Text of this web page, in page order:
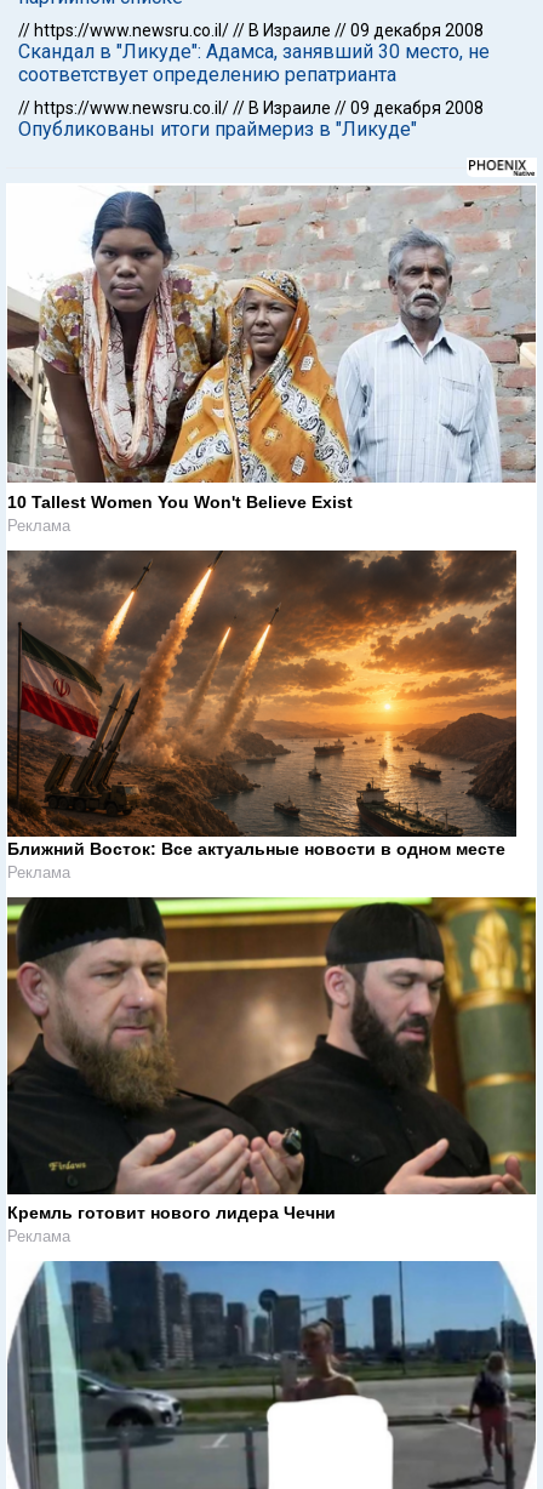
// https://www.newsru.co.il/// В Израиле //09 декабря 2008
Скандал в "Ликуде": Адамса, занявший 30 место, не
соответствует определению репатрианта
// https://www.newsru.co.il/// В Израиле //09 декабря 2008
Опубликованы итоги праймериз в "Ликуде"
10 Tallest Women You Won't Believe Exist
Реклама
Ближний Восток: Все актуальные новости в одном месте
Реклама
Кремль готовит нового лидера Чечни
Реклама